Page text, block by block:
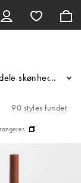
skønhedstips
...
90 styles fundet